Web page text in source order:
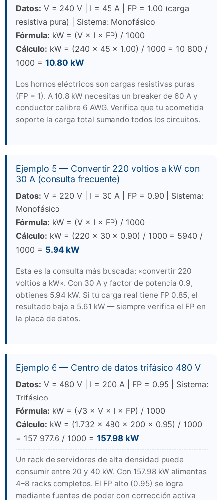
Datos: V = 240 V | I = 45 A | FP = 1.00 (carga
resistiva pura) | Sistema: Monofásico
Fórmula: kW = (V × I × FP) / 1000
Cálculo: kW = (240 × 45 × 1.00) / 1000 = 10 800 /
1000 = 10.80 kW
Los hornos eléctricos son cargas resistivas puras
(FP = 1). A 10.8 kW necesitas un breaker de 60 A y
conductor calibre 6 AWG. Verifica que tu acometida
soporte la carga total sumando todos los circuitos.
Ejemplo 5 — Convertir 220 voltios a kW con
30 A (consulta frecuente)
Datos: V = 220 V | I = 30 A | FP = 0.90 | Sistema:
Monofásico
Fórmula: kW = (V × I × FP) / 1000
Cálculo: kW = (220 × 30 × 0.90) / 1000 = 5940 /
1000 = 5.94 kW
Esta es la consulta más buscada: «convertir 220
voltios a kW». Con 30 A y factor de potencia 0.9,
obtienes 5.94 kW. Si tu carga real tiene FP 0.85, el
resultado baja a 5.61 kW — siempre verifica el FP en
la placa de datos.
Ejemplo 6 — Centro de datos trifásico 480 V
Datos: V = 480 V | I = 200 A | FP = 0.95 | Sistema:
Trifásico
Fórmula: kW = (√3 × V × I × FP) / 1000
Cálculo: kW = (1.732 × 480 × 200 × 0.95) / 1000
= 157 977.6 / 1000 = 157.98 kW
Un rack de servidores de alta densidad puede
consumir entre 20 y 40 kW. Con 157.98 kW alimentas
4–8 racks completos. El FP alto (0.95) se logra
mediante fuentes de poder con corrección activa